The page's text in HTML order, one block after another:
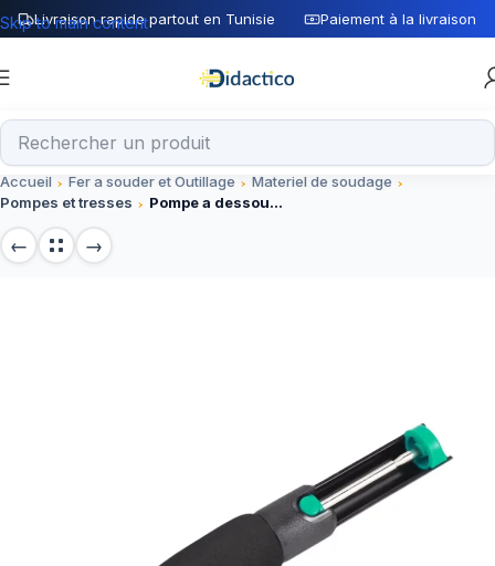
Livraison rapide partout en Tunisie Paiement à la livraison
Skip to main content
Accueil Fer a souder et Outillage
Materiel de soudage
Pompes et tresses
Pompe a dessouder sous vide (qualité meilleure)